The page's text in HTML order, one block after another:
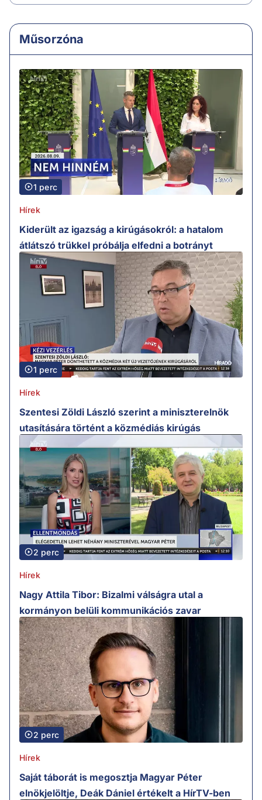
Műsorzóna
1 perc
Hírek
Kiderült az igazság a kirúgásokról: a hatalom
átlátszó trükkel próbálja elfedni a botrányt
1 perc
Hírek
Szentesi Zöldi László szerint a miniszterelnök
utasítására történt a közmédiás kirúgás
2 perc
Hírek
Nagy Attila Tibor: Bizalmi válságra utal a
kormányon belüli kommunikációs zavar
2 perc
Hírek
Saját táborát is megosztja Magyar Péter
elnökjelöltje, Deák Dániel értékelt a HírTV-ben